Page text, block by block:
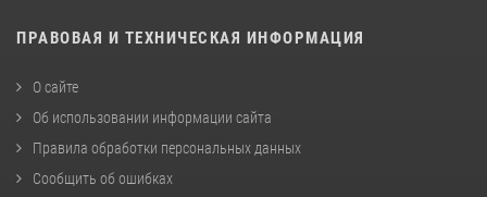
ПРАВОВАЯ И ТЕХНИЧЕСКАЯ ИНФОРМАЦИЯ
О сайте
Об использовании информации сайта
Правила обработки персональных данных
Сообщить об ошибках